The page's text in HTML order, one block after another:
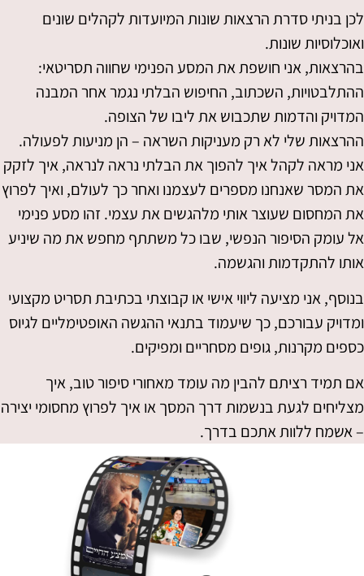
לכן בניתי סדרת הרצאות שונות המיועדות לקהלים שונים
ואוכלוסיות שונות.
בהרצאות, אני חושפת את המסע הפנימי שחווה תסריטאי:
ההתלבטויות, השכתוב, החיפוש הבלתי נגמר אחר המבנה
המדויק והדמות שתכבוש את ליבו של הצופה.
ההרצאות שלי לא רק מעניקות השראה – הן מניעות לפעולה.
אני מראה לקהל איך להפוך את הבלתי נראה לנראה, איך לזקק
את המסר שאנחנו מספרים לעצמנו ואחר כך לעולם, ואיך לפרוץ
את המחסום שעוצר אותי מלהגשים את עצמי. זהו מסע פנימי
אל עומק הסיפור הנפשי, שבו כל משתתף מחפש את מה שיניע
אותו להתקדמות והגשמה.
בנוסף, אני מציעה ליווי אישי או קבוצתי בכתיבת תסריט מקצועי
ומדויק עבורכם, כך שיעמוד בתנאי ההגשה האופטימליים לגיוס
כספים מקרנות, גופים מסחריים ומפיקים.
אם תמיד רציתם להבין מה עומד מאחורי סיפור טוב, איך
מצליחים לגעת בנשמות דרך המסך או איך לפרוץ מחסומי יצירה
– אשמח ללוות אתכם בדרך.